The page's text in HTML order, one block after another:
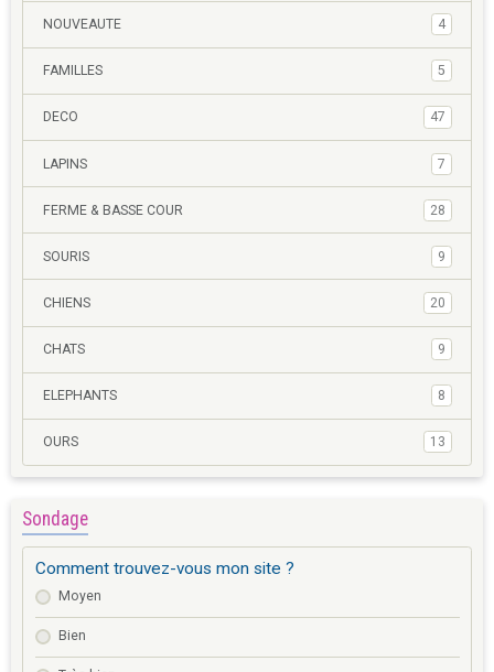
NOUVEAUTE 4
FAMILLES 5
DECO 47
LAPINS 7
FERME & BASSE COUR 28
SOURIS 9
CHIENS 20
CHATS 9
ELEPHANTS 8
OURS 13
Sondage
Comment trouvez-vous mon site ?
Moyen
Bien